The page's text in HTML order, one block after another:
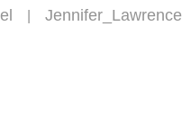
Jennifer_Lawrence